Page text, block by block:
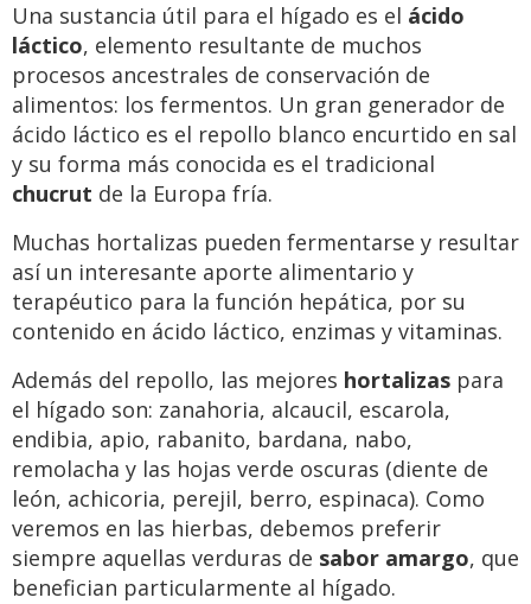
Una sustancia útil para el hígado es el ácido
láctico, elemento resultante de muchos
procesos ancestrales de conservación de
alimentos: los fermentos. Un gran generador de
ácido láctico es el repollo blanco encurtido en sal
y su forma más conocida es el tradicional
chucrut de la Europa fría.
Muchas hortalizas pueden fermentarse y resultar
así un interesante aporte alimentario y
terapéutico para la función hepática, por su
contenido en ácido láctico, enzimas y vitaminas.
Además del repollo, las mejores hortalizas para
el hígado son: zanahoria, alcaucil, escarola,
endibia, apio, rabanito, bardana, nabo,
remolacha y las hojas verde oscuras (diente de
león, achicoria, perejil, berro, espinaca). Como
veremos en las hierbas, debemos preferir
siempre aquellas verduras de sabor amargo, que
benefician particularmente al hígado.